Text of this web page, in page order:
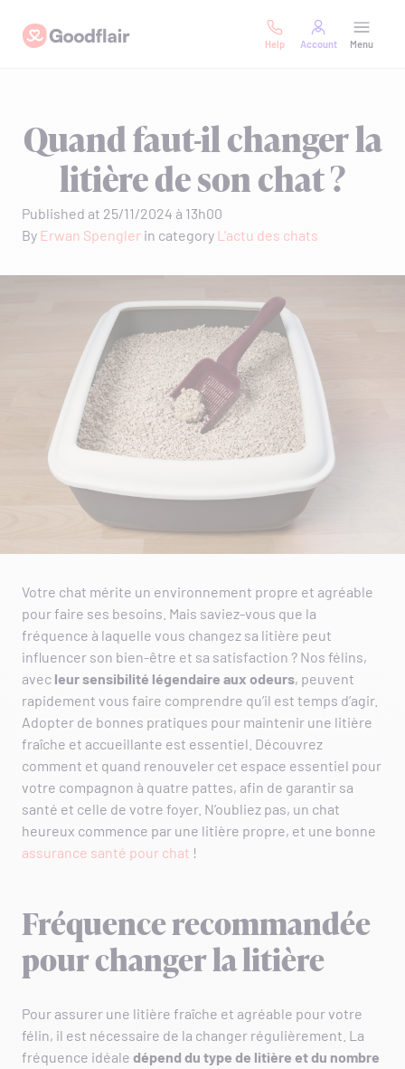
content
Goodflair
Help Account Menu
Quand faut-il changer la
litière de son chat ?
Published at 25/11/2024 à 13h00
By Erwan Spengler in category L'actu des chats
Votre chat mérite un environnement propre et agréable
pour faire ses besoins. Mais saviez-vous que la
fréquence à laquelle vous changez sa litière peut
influencer son bien-être et sa satisfaction ? Nos félins,
avec leur sensibilité légendaire aux odeurs, peuvent
rapidement vous faire comprendre qu’il est temps d’agir.
Adopter de bonnes pratiques pour maintenir une litière
fraîche et accueillante est essentiel. Découvrez
comment et quand renouveler cet espace essentiel pour
votre compagnon à quatre pattes, afin de garantir sa
santé et celle de votre foyer. N’oubliez pas, un chat
heureux commence par une litière propre, et une bonne
assurance santé pour chat !
Fréquence recommandée
pour changer la litière
Pour assurer une litière fraîche et agréable pour votre
félin, il est nécessaire de la changer régulièrement. La
fréquence idéale dépend du type de litière et du nombre